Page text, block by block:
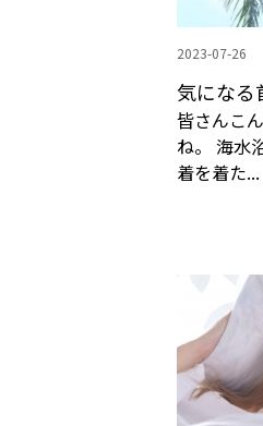
2023-07-26
気にな
皆さんこ
ね。 海水
着を着た...